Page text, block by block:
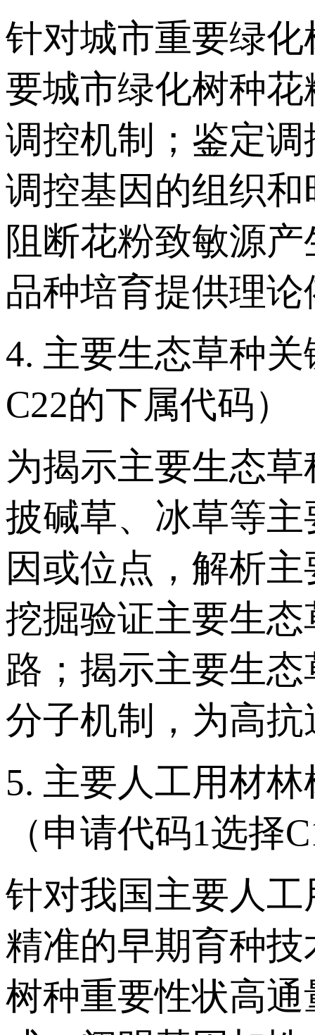
针对城市重要绿
要城市绿化树种
调控机制；鉴定
调控基因的组织
阻断花粉致敏源
品种培育提供理论
4. 主要生态草种
C22的下属代码）
为揭示主要生态
披碱草、冰草等
因或位点，解析
挖掘验证主要生
路；揭示主要生
分子机制，为高
5. 主要人工用材
（申请代码1选择
针对我国主要人
精准的早期育种
树种重要性状高